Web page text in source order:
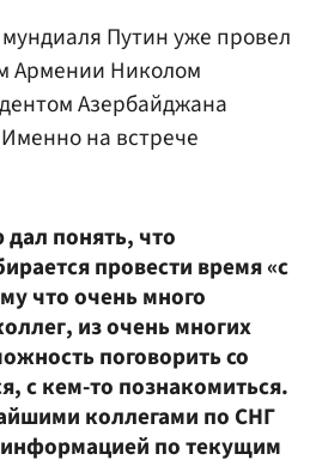
Путин уже провел
Армении Николом
Азербайджана
на встрече
понять, что
провести время «с
что очень много
из очень многих
поговорить со
с кем-то познакомиться.
коллегами по СНГ
по текущим